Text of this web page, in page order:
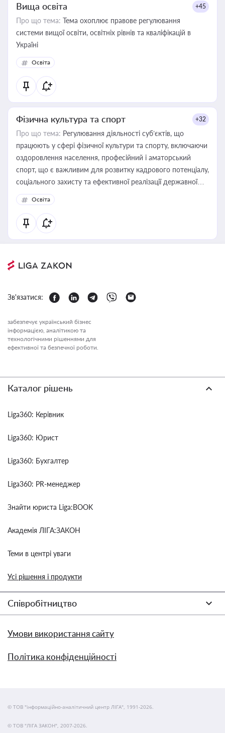
Вища освіта +45
Про що тема: Тема охоплює правове регулювання
системи вищої освіти, освітніх рівнів та кваліфікацій в
Україні
Освіта
Фізична культура та спорт +32
Про що тема: Регулювання діяльності суб’єктів, що
працюють у сфері фізичної культури та спорту, включаючи
оздоровлення населення, професійний і аматорський
спорт, що є важливим для розвитку кадрового потенціалу,
соціального захисту та ефективної реалізації державної
політики у цій галузі
Освіта
Зв'язатися:
забезпечує український бізнес
інформацією, аналітикою та
технологічними рішеннями для
ефективної та безпечної роботи.
Каталог рішень
Liga360: Керівник
Liga360: Юрист
Liga360: Бухгалтер
Liga360: PR-менеджер
Знайти юриста Liga:BOOK
Академія ЛІГА:ЗАКОН
Теми в центрі уваги
Усі рішення і продукти
Співробітництво
Умови використання сайту
Політика конфіденційності
© ТОВ "інформаційно-аналітичний центр ЛІГА", 1991-2026.
© ТОВ "ЛІГА ЗАКОН", 2007-2026.